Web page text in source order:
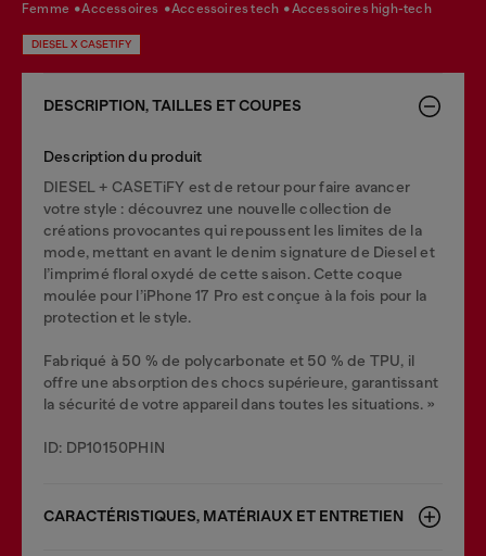
femme accessoires accessoires tech accessoires high-tech
DIESEL X CASETIFY
DESCRIPTION, TAILLES ET COUPES
Description du produit
DIESEL + CASETiFY est de retour pour faire avancer
votre style : découvrez une nouvelle collection de
créations provocantes qui repoussent les limites de la
mode, mettant en avant le denim signature de Diesel et
l’imprimé floral oxydé de cette saison. Cette coque
moulée pour l’iPhone 17 Pro est conçue à la fois pour la
protection et le style.
Fabriqué à 50 % de polycarbonate et 50 % de TPU, il
offre une absorption des chocs supérieure, garantissant
la sécurité de votre appareil dans toutes les situations. »
ID: DP10150PHIN
CARACTÉRISTIQUES, MATÉRIAUX ET ENTRETIEN